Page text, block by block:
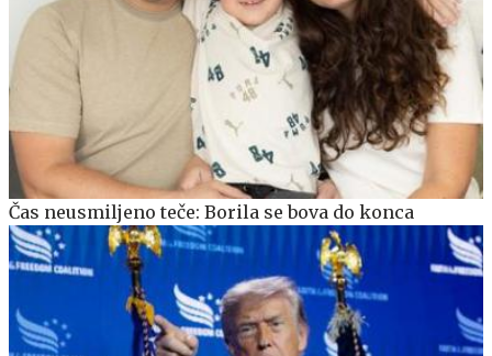
Čas neusmiljeno teče: Borila se bova do konca